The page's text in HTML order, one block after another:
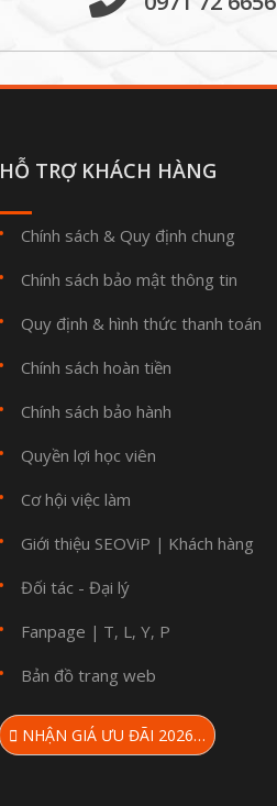
HỖ TRỢ KHÁCH HÀNG
Chính sách & Quy định chung
Chính sách bảo mật thông tin
Quy định & hình thức thanh toán
Chính sách hoàn tiền
Chính sách bảo hành
Quyền lợi học viên
Cơ hội việc làm
Giới thiệu SEOViP | Khách hàng
Đối tác - Đại lý
Fanpage | T, L, Y, P
Bản đồ trang web
NHẬN GIÁ ƯU ĐÃI 2026…